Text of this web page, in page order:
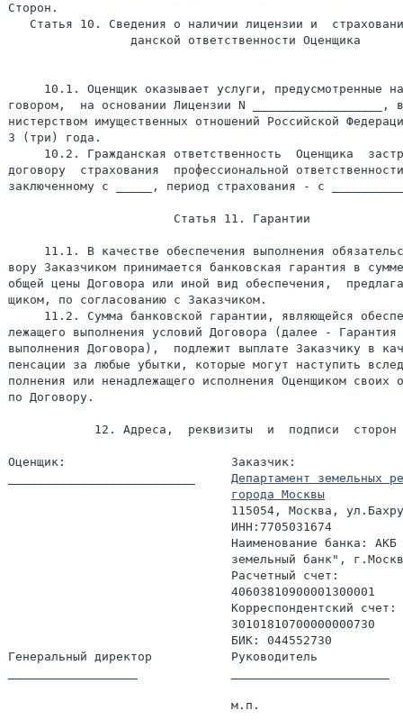
Сторон.
Статья 10. Сведения о наличии лицензии и
                 данской ответственности Оценщика
10.1. Оценщик оказывает услуги, предусмотренные
говором,  на основании Лицензии N __________________,
нистерством имущественных отношений Российской
3 (три) года.
10.2. Гражданская ответственность  Оценщика
договору  страхования  профессиональной
заключенному с _____, период страхования - с
                       Статья 11. Гарантии
11.1. В качестве обеспечения выполнения
вору Заказчиком принимается банковская гарантия в
общей цены Договора или иной вид обеспечения,
щиком, по согласованию с Заказчиком.
11.2. Сумма банковской гарантии, являющейся
лежащего выполнения условий Договора (далее - Гарантия
выполнения Договора),  подлежит выплате Заказчику в
пенсации за любые убытки, которые могут наступить
полнения или ненадлежащего исполнения Оценщиком своих
по Договору.
            12. Адреса,  реквизиты  и  подписи  сторон
Оценщик:                       Заказчик:
города Москвы
115054, Москва,
                               ИНН:7705031674
Наименование банка: АКБ
земельный банк",
                               Расчетный счет:
                               40603810900001300001
                               Корреспондентский счет:
                               30101810700000000730
                               БИК: 044552730
Генеральный директор           Руководитель
                               м.п.